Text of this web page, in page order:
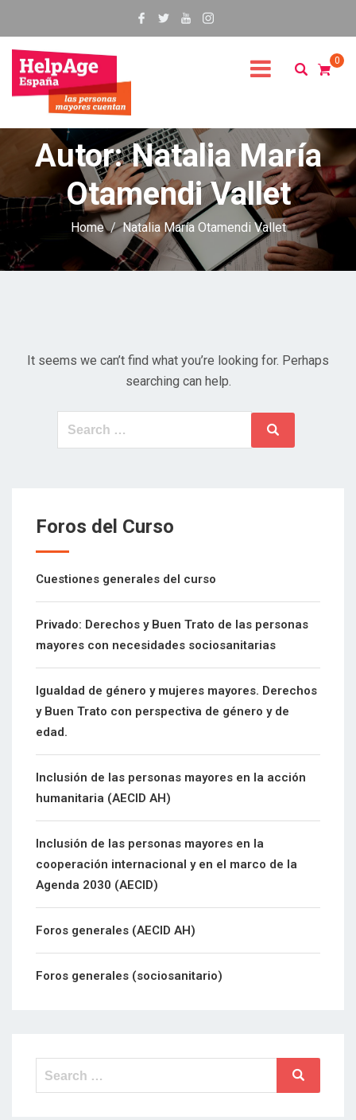
0
Autor:Natalia María
Otamendi Vallet
Home Natalia María Otamendi Vallet
It seems we can’t find what you’re looking for. Perhaps
searching can help.
Search
Foros del Curso
Cuestiones generales del curso
Privado: Derechos y Buen Trato de las personas
mayores con necesidades sociosanitarias
Igualdad de género y mujeres mayores. Derechos
y Buen Trato con perspectiva de género y de
edad.
Inclusión de las personas mayores en la acción
humanitaria (AECID AH)
Inclusión de las personas mayores en la
cooperación internacional y en el marco de la
Agenda 2030 (AECID)
Foros generales (AECID AH)
Foros generales (sociosanitario)
Search
Search